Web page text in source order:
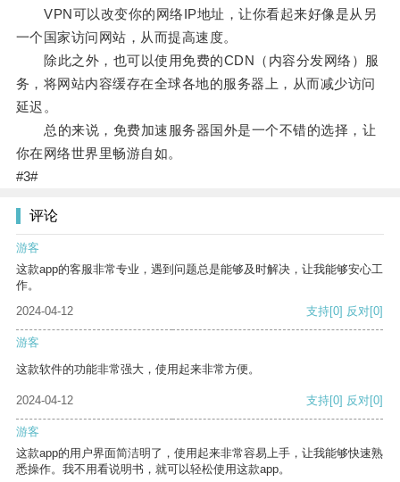
VPN可以改变你的网络IP地址，让你看起来好像是从另
一个国家访问网站，从而提高速度。
除此之外，也可以使用免费的CDN（内容分发网络）服
务，将网站内容缓存在全球各地的服务器上，从而减少访问
延迟。
总的来说，免费加速服务器国外是一个不错的选择，让
你在网络世界里畅游自如。
#3#
评论
游客
这款app的客服非常专业，遇到问题总是能够及时解决，让我能够安心工
作。
2024-04-12
支持[0] 反对[0]
游客
这款软件的功能非常强大，使用起来非常方便。
2024-04-12 支持[0] 反对[0]
游客
这款app的用户界面简洁明了，使用起来非常容易上手，让我能够快速熟
悉操作。我不用看说明书，就可以轻松使用这款app。